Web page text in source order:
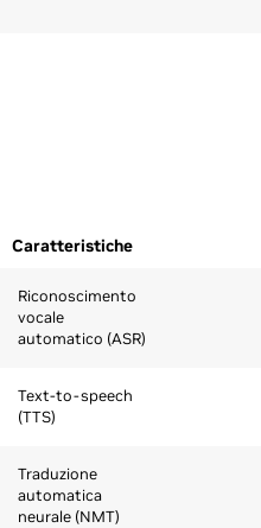
Caratteristiche
Riconoscimento
vocale
automatico (ASR)
Text-to-speech
(TTS)
Traduzione
automatica
neurale (NMT)